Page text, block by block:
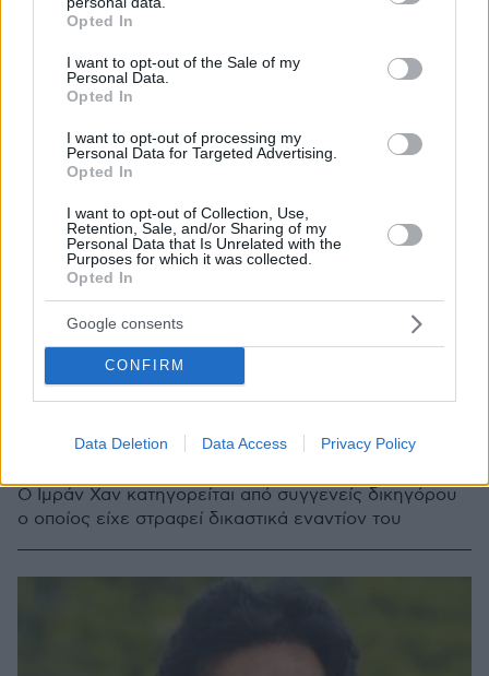
grant or deny consent to Google and its third-party tags to
use your data for below specified purposes in below Google
consent section.
Opted In
I want to opt-out of the Sale of my
Personal Data.
Opted In
I want to opt-out of processing my
Personal Data for Targeted Advertising.
Opted In
I want to opt-out of Collection, Use,
Retention, Sale, and/or Sharing of my
Personal Data that Is Unrelated with the
Purposes for which it was collected.
Opted In
Google consents
CONFIRM
Data Deletion Data Access Privacy Policy
Έρευνα για «υποκίνηση σε ανθρωποκτονία» κατά του
Ο Ιμράν Χαν κατηγορείται από συγγενείς δικηγόρου
ο οποίος είχε στραφεί δικαστικά εναντίον του